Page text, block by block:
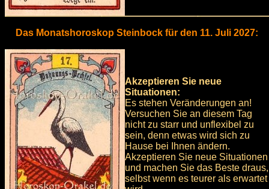
Das Monatshoroskop Steinbock für den 11. Juli 2027:
Akzeptieren Sie neue
Situationen:
Es stehen Veränderungen an!
Versuchen Sie an diesem Tag
nicht zu starr und unflexibel zu
sein, denn etwas wird sich zu
Hause bei Ihnen ändern.
Akzeptieren Sie neue Situationen
und machen Sie das Beste draus,
selbst wenn es teurer als erwartet